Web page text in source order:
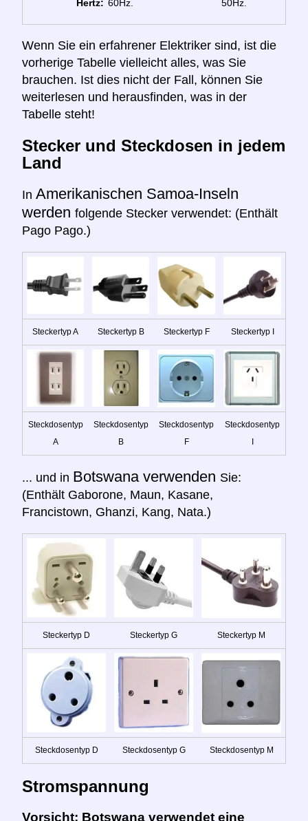
Hertz: 60Hz. 50Hz.
Wenn Sie ein erfahrener Elektriker sind, ist die
vorherige Tabelle vielleicht alles, was Sie
brauchen. Ist dies nicht der Fall, können Sie
weiterlesen und herausfinden, was in der
Tabelle steht!
Stecker und Steckdosen in jedem
Land
In Amerikanischen Samoa-Inseln
werden folgende Stecker verwendet: (Enthält
Pago Pago.)
Steckertyp A Steckertyp B Steckertyp F Steckertyp I
Steckdosentyp
A
Steckdosentyp
B
Steckdosentyp
F
Steckdosentyp
I
... und in Botswana verwenden Sie:
(Enthält Gaborone, Maun, Kasane,
Francistown, Ghanzi, Kang, Nata.)
Steckertyp D Steckertyp G Steckertyp M
Steckdosentyp D Steckdosentyp G Steckdosentyp M
Stromspannung
Vorsicht: Botswana verwendet eine